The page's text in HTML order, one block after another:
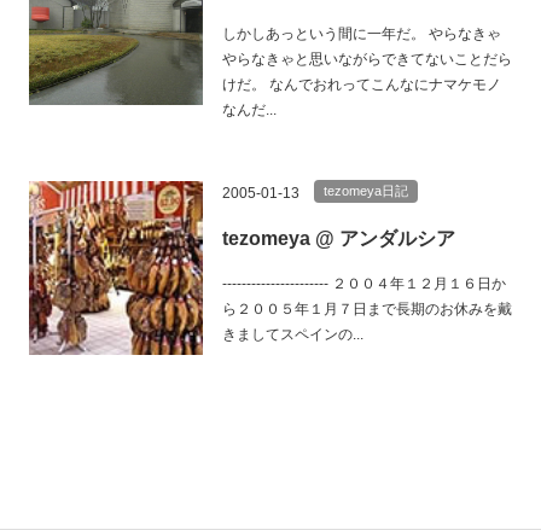
しかしあっという間に一年だ。 やらなきゃ
やらなきゃと思いながらできてないことだら
けだ。 なんでおれってこんなにナマケモノ
なんだ...
2005-01-13 tezomeya日記
tezomeya @ アンダルシア
---------------------- ２００４年１２月１６日か
ら２００５年１月７日まで長期のお休みを戴
きましてスペインの...